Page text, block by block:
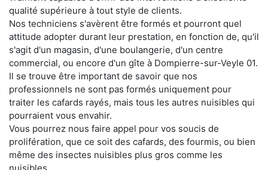
qualité supérieure à tout style de clients.
Nos techniciens s'avèrent être formés et pourront quel
attitude adopter durant leur prestation, en fonction de, qu'il
s'agit d'un magasin, d'une boulangerie, d'un centre
commercial, ou encore d'un gîte à Dompierre-sur-Veyle 01.
Il se trouve être important de savoir que nos
professionnels ne sont pas formés uniquement pour
traiter les cafards rayés, mais tous les autres nuisibles qui
pourraient vous envahir.
Vous pourrez nous faire appel pour vos soucis de
prolifération, que ce soit des cafards, des fourmis, ou bien
même des insectes nuisibles plus gros comme les
nuisibles.